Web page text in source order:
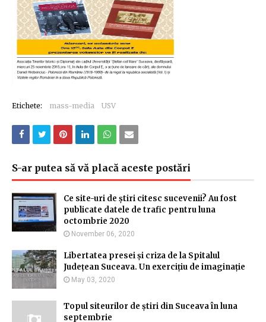
Etichete: mass-media USV
S-ar putea să vă placă aceste postări
Ce site-uri de știri citesc sucevenii? Au fost
publicate datele de trafic pentru luna
octombrie 2020
November 06, 2020
Libertatea presei și criza de la Spitalul
Județean Suceava. Un exercițiu de imaginație
May 03, 2020
Topul siteurilor de știri din Suceava în luna
septembrie